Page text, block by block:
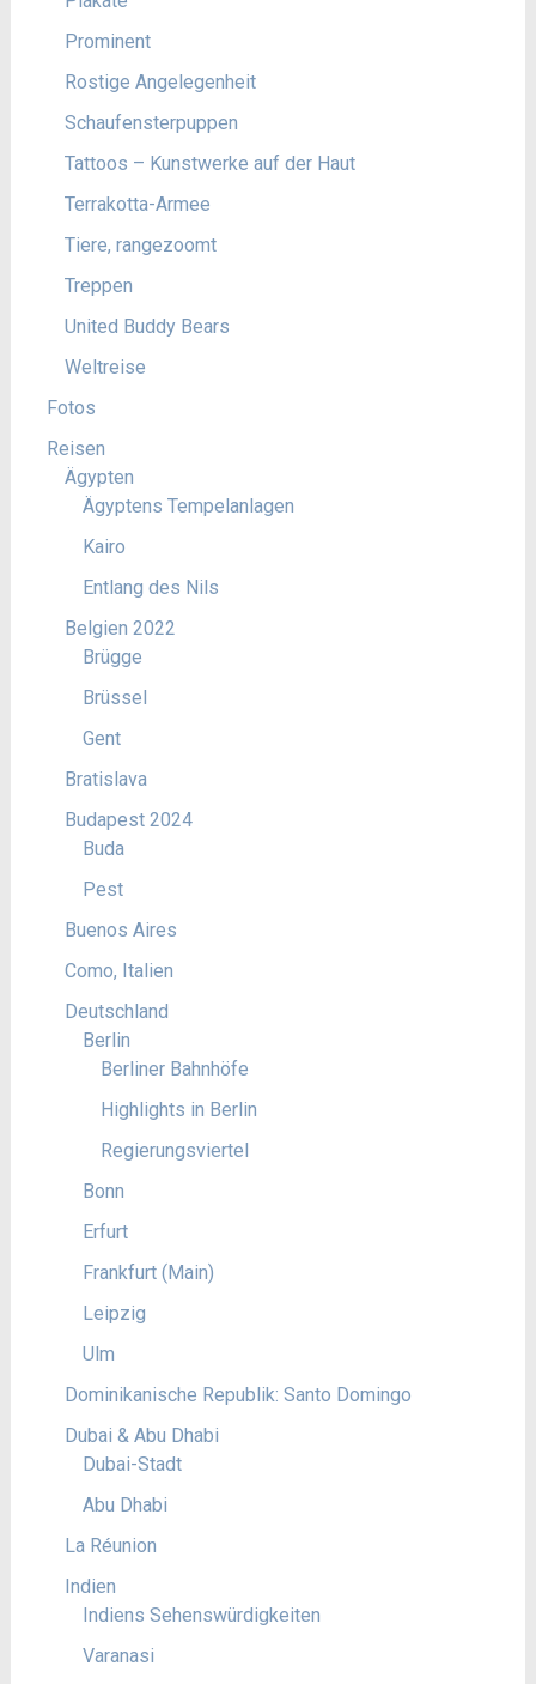
Prominent
Rostige Angelegenheit
Schaufensterpuppen
Tattoos – Kunstwerke auf der Haut
Terrakotta-Armee
Tiere, rangezoomt
Treppen
United Buddy Bears
Weltreise
Fotos
Reisen
Ägypten
Ägyptens Tempelanlagen
Kairo
Entlang des Nils
Belgien 2022
Brügge
Brüssel
Gent
Bratislava
Budapest 2024
Buda
Pest
Buenos Aires
Como, Italien
Deutschland
Berlin
Berliner Bahnhöfe
Highlights in Berlin
Regierungsviertel
Bonn
Erfurt
Frankfurt (Main)
Leipzig
Ulm
Dominikanische Republik: Santo Domingo
Dubai & Abu Dhabi
Dubai-Stadt
Abu Dhabi
La Réunion
Indien
Indiens Sehenswürdigkeiten
Varanasi